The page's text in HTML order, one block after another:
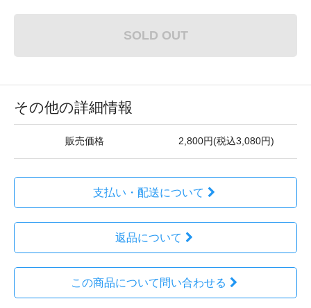
SOLD OUT
その他の詳細情報
販売価格 2,800円(税込3,080円)
支払い・配送について
返品について
この商品について問い合わせる